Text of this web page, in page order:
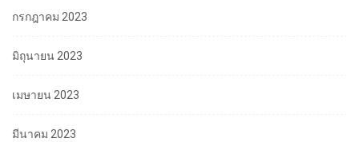
กรกฎาคม 2023
มิถุนายน 2023
เมษายน 2023
มีนาคม 2023